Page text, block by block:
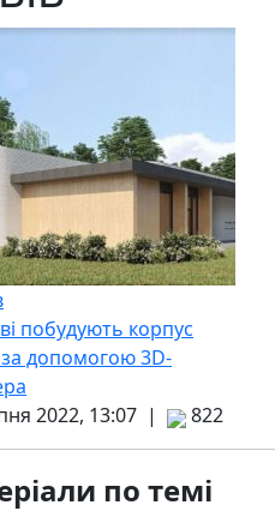
побудують корпус
допомогою 3D-
2022, 13:07 |
822
по темі